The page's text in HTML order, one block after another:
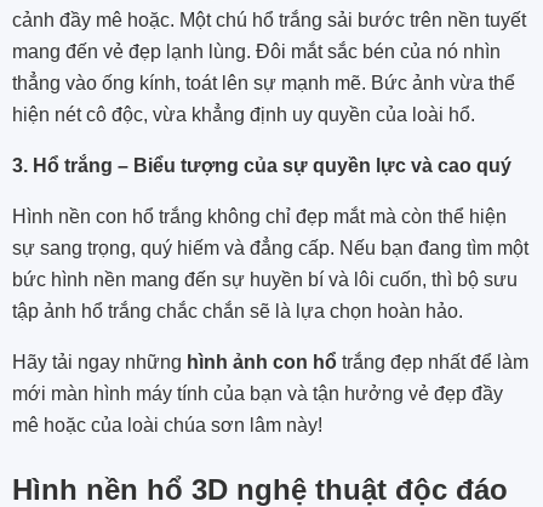
cảnh đầy mê hoặc. Một chú hổ trắng sải bước trên nền tuyết
mang đến vẻ đẹp lạnh lùng. Đôi mắt sắc bén của nó nhìn
thẳng vào ống kính, toát lên sự mạnh mẽ. Bức ảnh vừa thể
hiện nét cô độc, vừa khẳng định uy quyền của loài hổ.
3. Hổ trắng – Biểu tượng của sự quyền lực và cao quý
Hình nền con hổ trắng không chỉ đẹp mắt mà còn thể hiện
sự sang trọng, quý hiếm và đẳng cấp. Nếu bạn đang tìm một
bức hình nền mang đến sự huyền bí và lôi cuốn, thì bộ sưu
tập ảnh hổ trắng chắc chắn sẽ là lựa chọn hoàn hảo.
Hãy tải ngay những hình ảnh con hổ trắng đẹp nhất để làm
mới màn hình máy tính của bạn và tận hưởng vẻ đẹp đầy
mê hoặc của loài chúa sơn lâm này!
Hình nền hổ 3D nghệ thuật độc đáo